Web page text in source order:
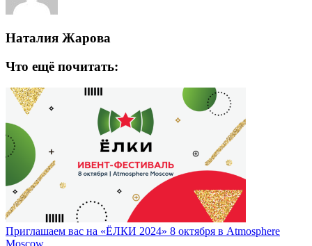
Наталия Жарова
Что ещё почитать:
Приглашаем вас на «ЁЛКИ 2024» 8 октября в Atmosphere
Moscow